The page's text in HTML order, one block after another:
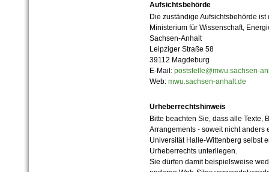
Aufsichtsbehörde
Die zuständige Aufsichtsbehörde ist
Ministerium für Wissenschaft,
Sachsen-Anhalt
Leipziger Straße 58
39112 Magdeburg
E-Mail: poststelle@mwu.sachsen-
Web: mwu.sachsen-anhalt.de
Urheberrechtshinweis
Bitte beachten Sie, dass alle Texte,
Arrangements - soweit nicht anders
Universität Halle-Wittenberg selbst
Urheberrechts unterliegen.
Sie dürfen damit beispielsweise